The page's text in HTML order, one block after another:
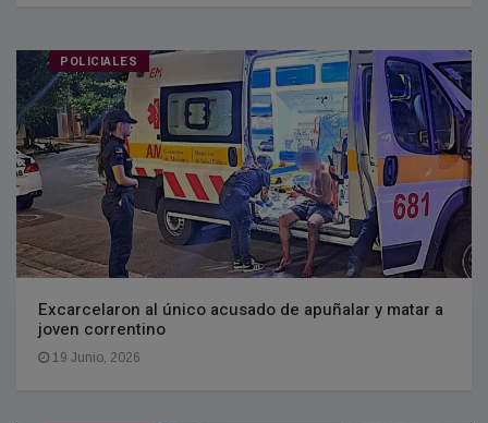
POLICIALES
Excarcelaron al único acusado de apuñalar y matar a
joven correntino
19 Junio, 2026